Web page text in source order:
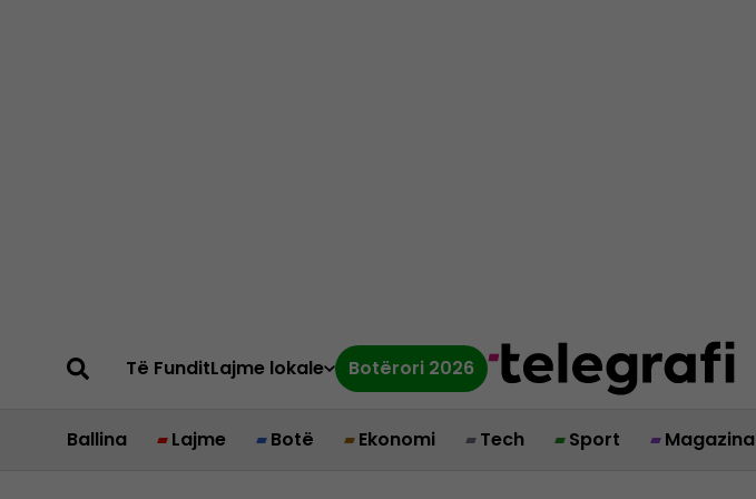
Të FunditLajme lokale Botërori 2026
Ballina Lajme Botë Ekonomi Tech Sport Magazina